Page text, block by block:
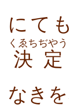
にて
決定
くゑちぢやう
なきを